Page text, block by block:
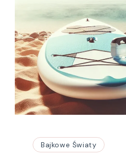
Bajkowe Światy